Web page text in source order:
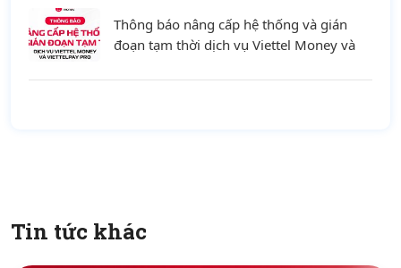
Thông báo nâng cấp hệ thống và gián
đoạn tạm thời dịch vụ Viettel Money và
Tin tức khác